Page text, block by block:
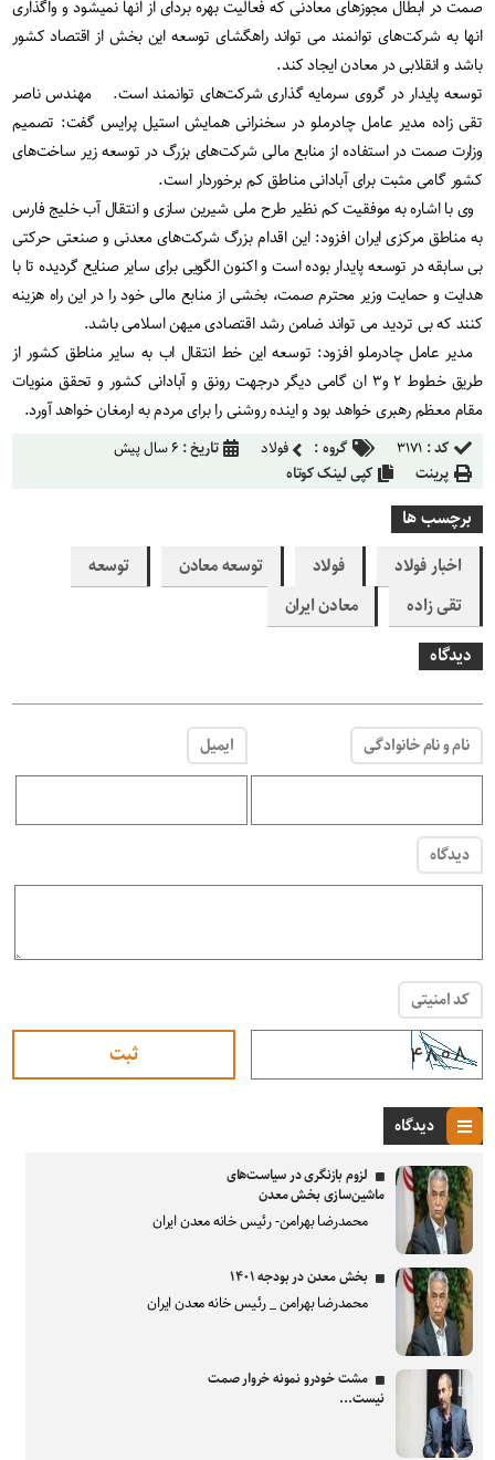
صمت در ابطال مجوزهای معادنی که فعالیت بهره بردای از انها نمیشود و واگذاری
انها به شرکت‌های توانمند می تواند راهگشای توسعه این بخش از اقتصاد کشور
باشد و انقلابی در معادن ایجاد کند.
توسعه پایدار در گروی سرمایه گذاری شرکت‌های توانمند است. مهندس ناصر
تقی زاده مدیر عامل چادرملو در سخنرانی همایش استیل پرایس گفت: تصمیم
وزارت صمت در استفاده از منابع مالی شرکت‌های بزرگ در توسعه زیر ساخت‌های
کشور گامی مثبت برای آبادانی مناطق کم برخوردار است.
وی با اشاره به موفقیت کم نظیر طرح ملی شیرین سازی و انتقال آب خلیج فارس
به مناطق مرکزی ایران افزود: این اقدام بزرگ شرکت‌های معدنی و صنعتی حرکتی
بی سابقه در توسعه پایدار بوده است و اکنون الگویی برای سایر صنایع گردیده تا با
هدایت و حمایت وزیر محترم صمت، بخشی از منابع مالی خود را در این راه هزینه
کنند که بی تردید می تواند ضامن رشد اقتصادی میهن اسلامی باشد.
مدیر عامل چادرملو افزود: توسعه این خط انتقال اب به سایر مناطق کشور از
طریق خطوط ۲ و۳ ان گامی دیگر درجهت رونق و آبادانی کشور و تحقق منویات
مقام معظم رهبری خواهد بود و اینده روشنی را برای مردم به ارمغان خواهد آورد.
کد : ۳۱۷۱ گروه : فولاد تاریخ : ۶ سال پیش
پرینت
کپی لینک کوتاه
برچسب ها
اخبار فولاد
فولاد توسعه معادن
توسعه
تقی زاده
معادن ایران
دیدگاه
نام و نام خانوادگی ایمیل
دیدگاه
کد امنیتی
دیدگاه
لزوم بازنگری در سیاست‌های
ماشین‌سازی بخش معدن
محمدرضا بهرامن- رئیس خانه معدن ایران
بخش معدن در بودجه ۱۴۰۱
محمدرضا بهرامن _ رئیس خانه معدن ایران
مشت خودرو نمونه خروار صمت
نیست...